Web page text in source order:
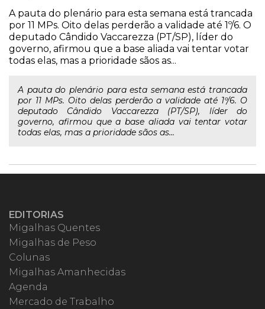
A pauta do plenário para esta semana está trancada
por 11 MPs. Oito delas perderão a validade até 1º/6. O
deputado Cândido Vaccarezza (PT/SP), líder do
governo, afirmou que a base aliada vai tentar votar
todas elas, mas a prioridade sãos as...
A pauta do plenário para esta semana está trancada
por 11 MPs. Oito delas perderão a validade até 1º/6. O
deputado Cândido Vaccarezza (PT/SP), líder do
governo, afirmou que a base aliada vai tentar votar
todas elas, mas a prioridade sãos as...
EDITORIAS
Migalhas Quentes
Migalhas de Peso
Colunas
Migalhas Amanhecidas
Agenda
Mercado de Trabalho